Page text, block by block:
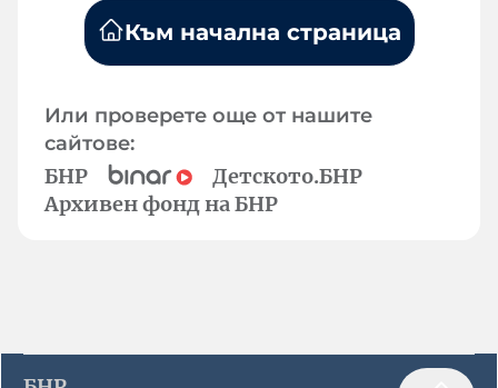
Към начална страница
Или проверете още от нашите
сайтове:
БНР
Детското.БНР
Архивен фонд на БНР